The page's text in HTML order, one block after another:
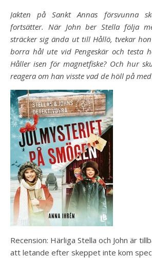
Jakten på Sankt Annas försvunna
fortsätter. När John ber Stella följa
sträcker sig ända ut till Hållö, tvekar
borra hål ute vid Pengeskär och testa
Håller isen för magnetfiske? Och hur
reagera om han visste vad de höll på
Recension: Härliga Stella och John är
att letande efter skeppet inte kom